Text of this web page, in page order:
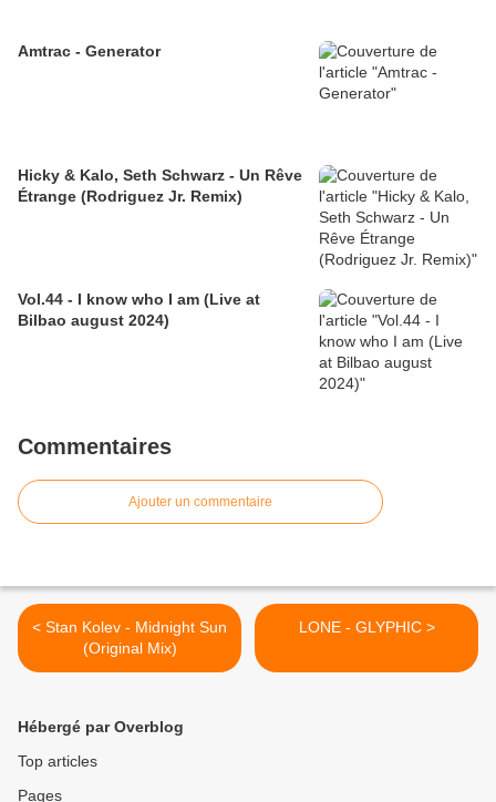
Amtrac - Generator
Hicky & Kalo, Seth Schwarz - Un Rêve
Étrange (Rodriguez Jr. Remix)
Vol.44 - I know who I am (Live at
Bilbao august 2024)
Commentaires
Ajouter un commentaire
< Stan Kolev - Midnight Sun
(Original Mix)
LONE - GLYPHIC >
Hébergé par Overblog
Top articles
Pages